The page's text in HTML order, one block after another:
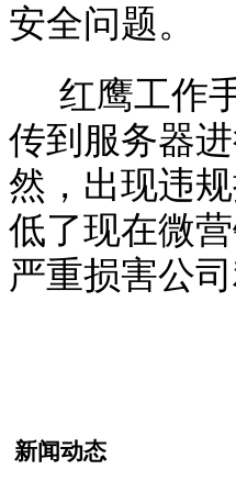
安全问题。
红鹰工作
传到服务器
然，出现违
低了现在微
严重损害公
新闻动态